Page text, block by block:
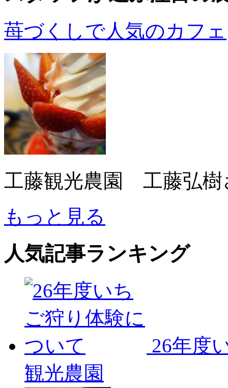
苺づくしで人気のカフェ
工藤観光農園 工藤弘樹
もっと見る
人気記事ランキング
26年度
観光農園